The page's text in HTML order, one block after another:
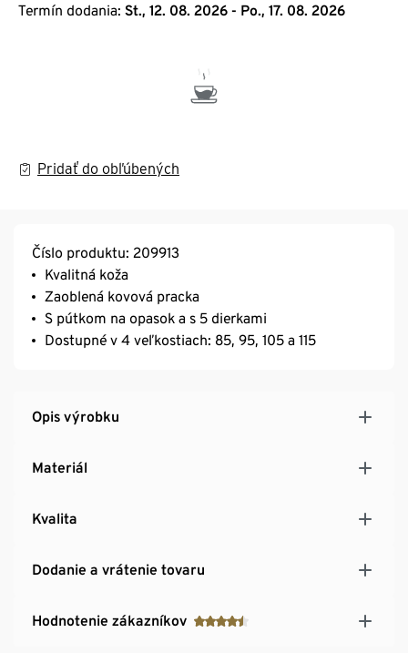
Termín dodania: St., 12. 08. 2026 - Po., 17. 08. 2026
Pridať do obľúbených
Číslo produktu: 209913
Kvalitná koža
Zaoblená kovová pracka
S pútkom na opasok a s 5 dierkami
Dostupné v 4 veľkostiach: 85, 95, 105 a 115
Opis výrobku
Materiál
Kvalita
Dodanie a vrátenie tovaru
Hodnotenie zákazníkov